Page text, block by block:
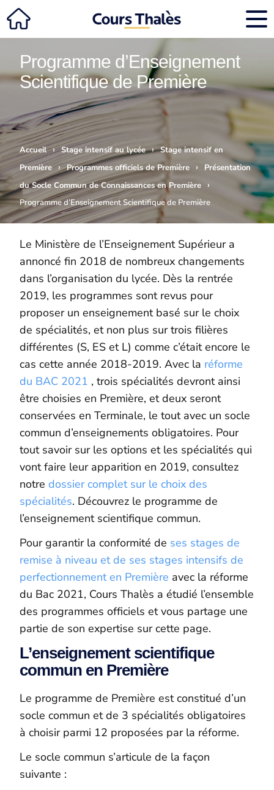
Programme d’Enseignement
Scientifique de Première
Accueil › Stage intensif au lycée › Stage intensif en
Première › Programmes officiels de Première ›
Présentation
du Socle Commun de Connaissances en Première
›
Programme d’Enseignement Scientifique de Première
Le Ministère de l’Enseignement Supérieur a
annoncé fin 2018 de nombreux changements
dans l’organisation du lycée. Dès la rentrée
2019, les programmes sont revus pour
proposer un enseignement basé sur le choix
de spécialités, et non plus sur trois filières
différentes (S, ES et L) comme c’était encore le
cas cette année 2018-2019. Avec la réforme
du BAC 2021 , trois spécialités devront ainsi
être choisies en Première, et deux seront
conservées en Terminale, le tout avec un socle
commun d’enseignements obligatoires. Pour
tout savoir sur les options et les spécialités qui
vont faire leur apparition en 2019, consultez
notredossier complet sur le choix des
spécialités. Découvrez le programme de
l’enseignement scientifique commun.
Pour garantir la conformité de ses stages de
remise à niveau et de ses stages intensifs de
perfectionnement en Première avec la réforme
du Bac 2021, Cours Thalès a étudié l’ensemble
des programmes officiels et vous partage une
partie de son expertise sur cette page.
L’enseignement scientifique
commun en Première
Le programme de Première est constitué d’un
socle commun et de 3 spécialités obligatoires
à choisir parmi 12 proposées par la réforme.
Le socle commun s’articule de la façon
suivante :